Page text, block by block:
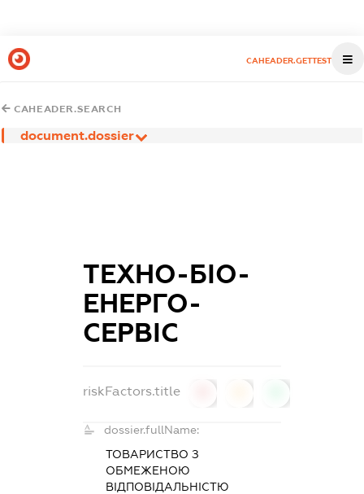
CAHEADER.GETTEST
CAHEADER.SEARCH
document.dossier
ТЕХНО-БІО-
ЕНЕРГО-
СЕРВІС
riskFactors.title
dossier.fullName:
ТОВАРИСТВО З
ОБМЕЖЕНОЮ
ВІДПОВІДАЛЬНІСТЮ